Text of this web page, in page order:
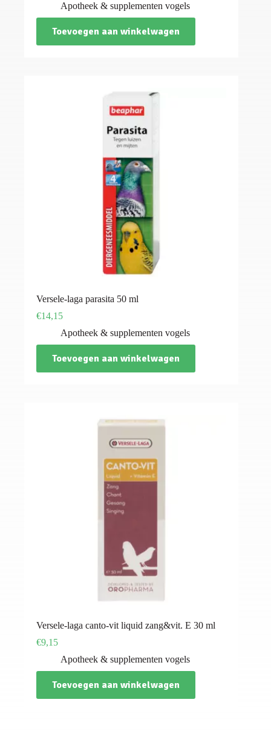
Apotheek & supplementen vogels
Toevoegen aan winkelwagen
Versele-laga parasita 50 ml
€14,15
Apotheek & supplementen vogels
Toevoegen aan winkelwagen
Versele-laga canto-vit liquid zang&vit. E 30 ml
€9,15
Apotheek & supplementen vogels
Toevoegen aan winkelwagen